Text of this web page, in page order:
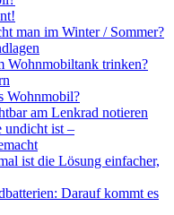
man im Winter / Sommer?
Wohnmobiltank trinken?
Wohnmobil?
am Lenkrad notieren
undicht ist –
ist die Lösung einfacher,
Darauf kommt es